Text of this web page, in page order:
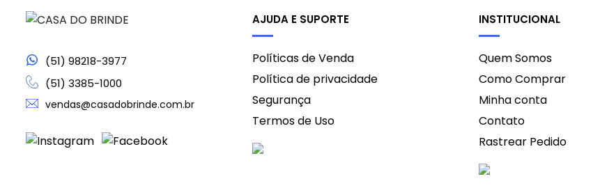
(51) 98218-3977
(51) 3385-1000
vendas@casadobrinde.com.br
AJUDA E SUPORTE
Políticas de Venda
Política de privacidade
Segurança
Termos de Uso
INSTITUCIONAL
Quem Somos
Como Comprar
Minha conta
Contato
Rastrear Pedido